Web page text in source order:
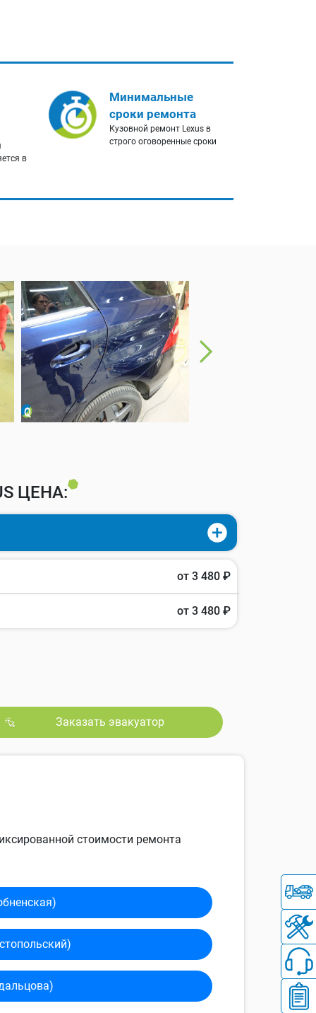
в
Минимальные
сроки ремонта
Кузовной ремонт Lexus в
строго оговоренные сроки
ЦЕНА:
от 3 480 ₽
от 3 480 ₽
Заказать эвакуатор
стоимости ремонта